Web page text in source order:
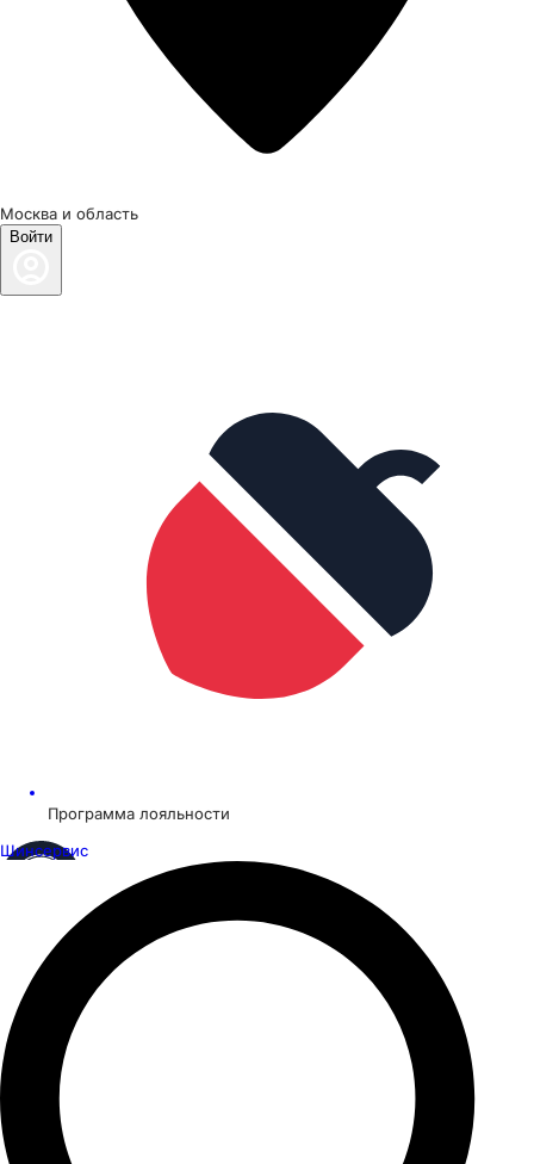
Москва и область
Войти
Программа лояльности
Шинсервис